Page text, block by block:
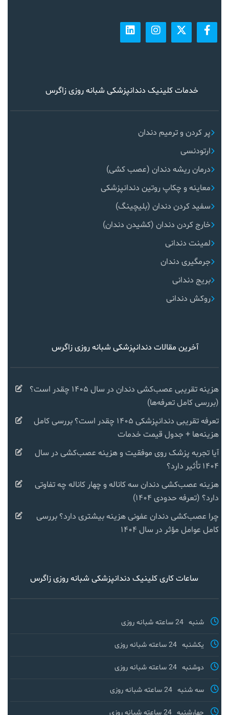
خدمات کلینیک دندانپزشکی شبانه روزی زاگرس
پر کردن و ترمیم دندان
ارتودنسی
درمان ریشه دندان (عصب کشی)
معاینه و چکاپ روتین دندانپزشکی
سفید کردن دندان (بلیچینگ)
خارج کردن دندان (کشیدن دندان)
لمینت دندانی
جرمگیری دندان
بریج دندانی
روکش دندانی
آخرین مقالات دندانپزشکی شبانه روزی زاگرس
هزینه تقریبی عصب‌کشی دندان در سال ۱۴۰۵ چقدر است؟
(بررسی کامل تعرفه‌ها)
تعرفه تقریبی دندانپزشکی ۱۴۰۵ چقدر است؟ بررسی کامل
هزینه‌ها + جدول قیمت خدمات
آیا تجربه پزشک روی موفقیت و هزینه عصب‌کشی در سال
۱۴۰۴ تأثیر دارد؟
هزینه عصب‌کشی دندان سه کاناله و چهار کاناله چه تفاوتی
دارد؟ (تعرفه حدودی ۱۴۰۴)
چرا عصب‌کشی دندان عفونی هزینه بیشتری دارد؟ بررسی
کامل عوامل مؤثر در سال ۱۴۰۴
ساعات کاری کلینیک دندانپزشکی شبانه روزی زاگرس
شنبه 24 ساعته شبانه روزی
یکشنبه 24 ساعته شبانه روزی
دوشنبه 24 ساعته شبانه روزی
سه شنبه 24 ساعته شبانه روزی
چهارشنبه 24 ساعته شبانه روزی